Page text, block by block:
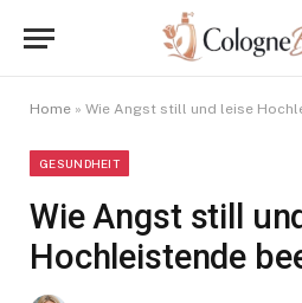
Home » Wie Angst still und leise
GESUNDHEIT
Wie Angst still
Hochleistende